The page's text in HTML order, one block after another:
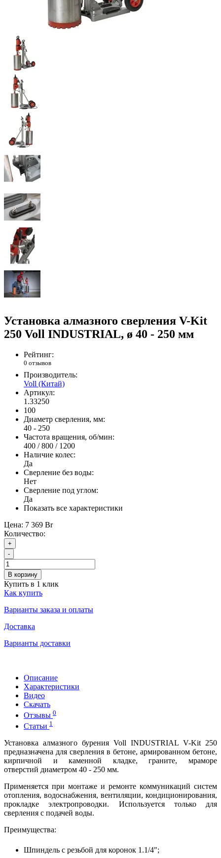
Установка алмазного сверления V-Kit
250 Voll INDUSTRIAL, ø 40 - 250 мм
Рейтинг:
0 отзывов
Производитель:
Voll (Китай)
Артикул:
1.33250
100
Диаметр сверления, мм:
40 - 250
Частота вращения, об/мин:
400 / 800 / 1200
Наличие колес:
Да
Сверление без воды:
Нет
Сверление под углом:
Да
Показать все характеристики
Цена: 7 369 Br
Количество:
+
-
В корзину
Купить в 1 клик
Как купить
Варианты заказа и оплаты
Доставка
Варианты доставки
Описание
Характеристики
Видео
Скачать
Отзывы 0
Статьи 1
Установка алмазного бурения Voll INDUSTRIAL V-Kit 250
предназначена для сверления в бетоне, армированном бетоне,
кирпичной и каменной кладке, граните, мраморе
отверстий диаметром 40 - 250 мм.
Применяется при монтаже и ремонте коммуникаций систем
отопления, водоснабжения, вентиляции, кондиционирования,
прокладке электропроводки. Используется только для
сверления с подачей воды.
Преимущества:
Шпиндель с резьбой для коронок 1.1/4";